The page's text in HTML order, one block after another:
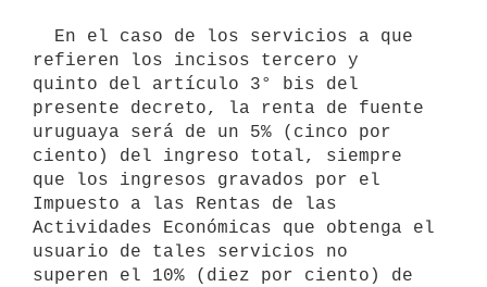
refieren los incisos tercero y
quinto del artículo 3° bis del
presente decreto, la renta de fuente
uruguaya será de un 5% (cinco por
ciento) del ingreso total, siempre
que los ingresos gravados por el
Impuesto a las Rentas de las
Actividades Económicas que obtenga el
usuario de tales servicios no
superen el 10% (diez por ciento) de